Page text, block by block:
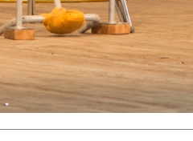
Дома детско –юношеского
руководитель Хачатурян Юрий
Городской дворец культуры г.
культуры Приднестровской